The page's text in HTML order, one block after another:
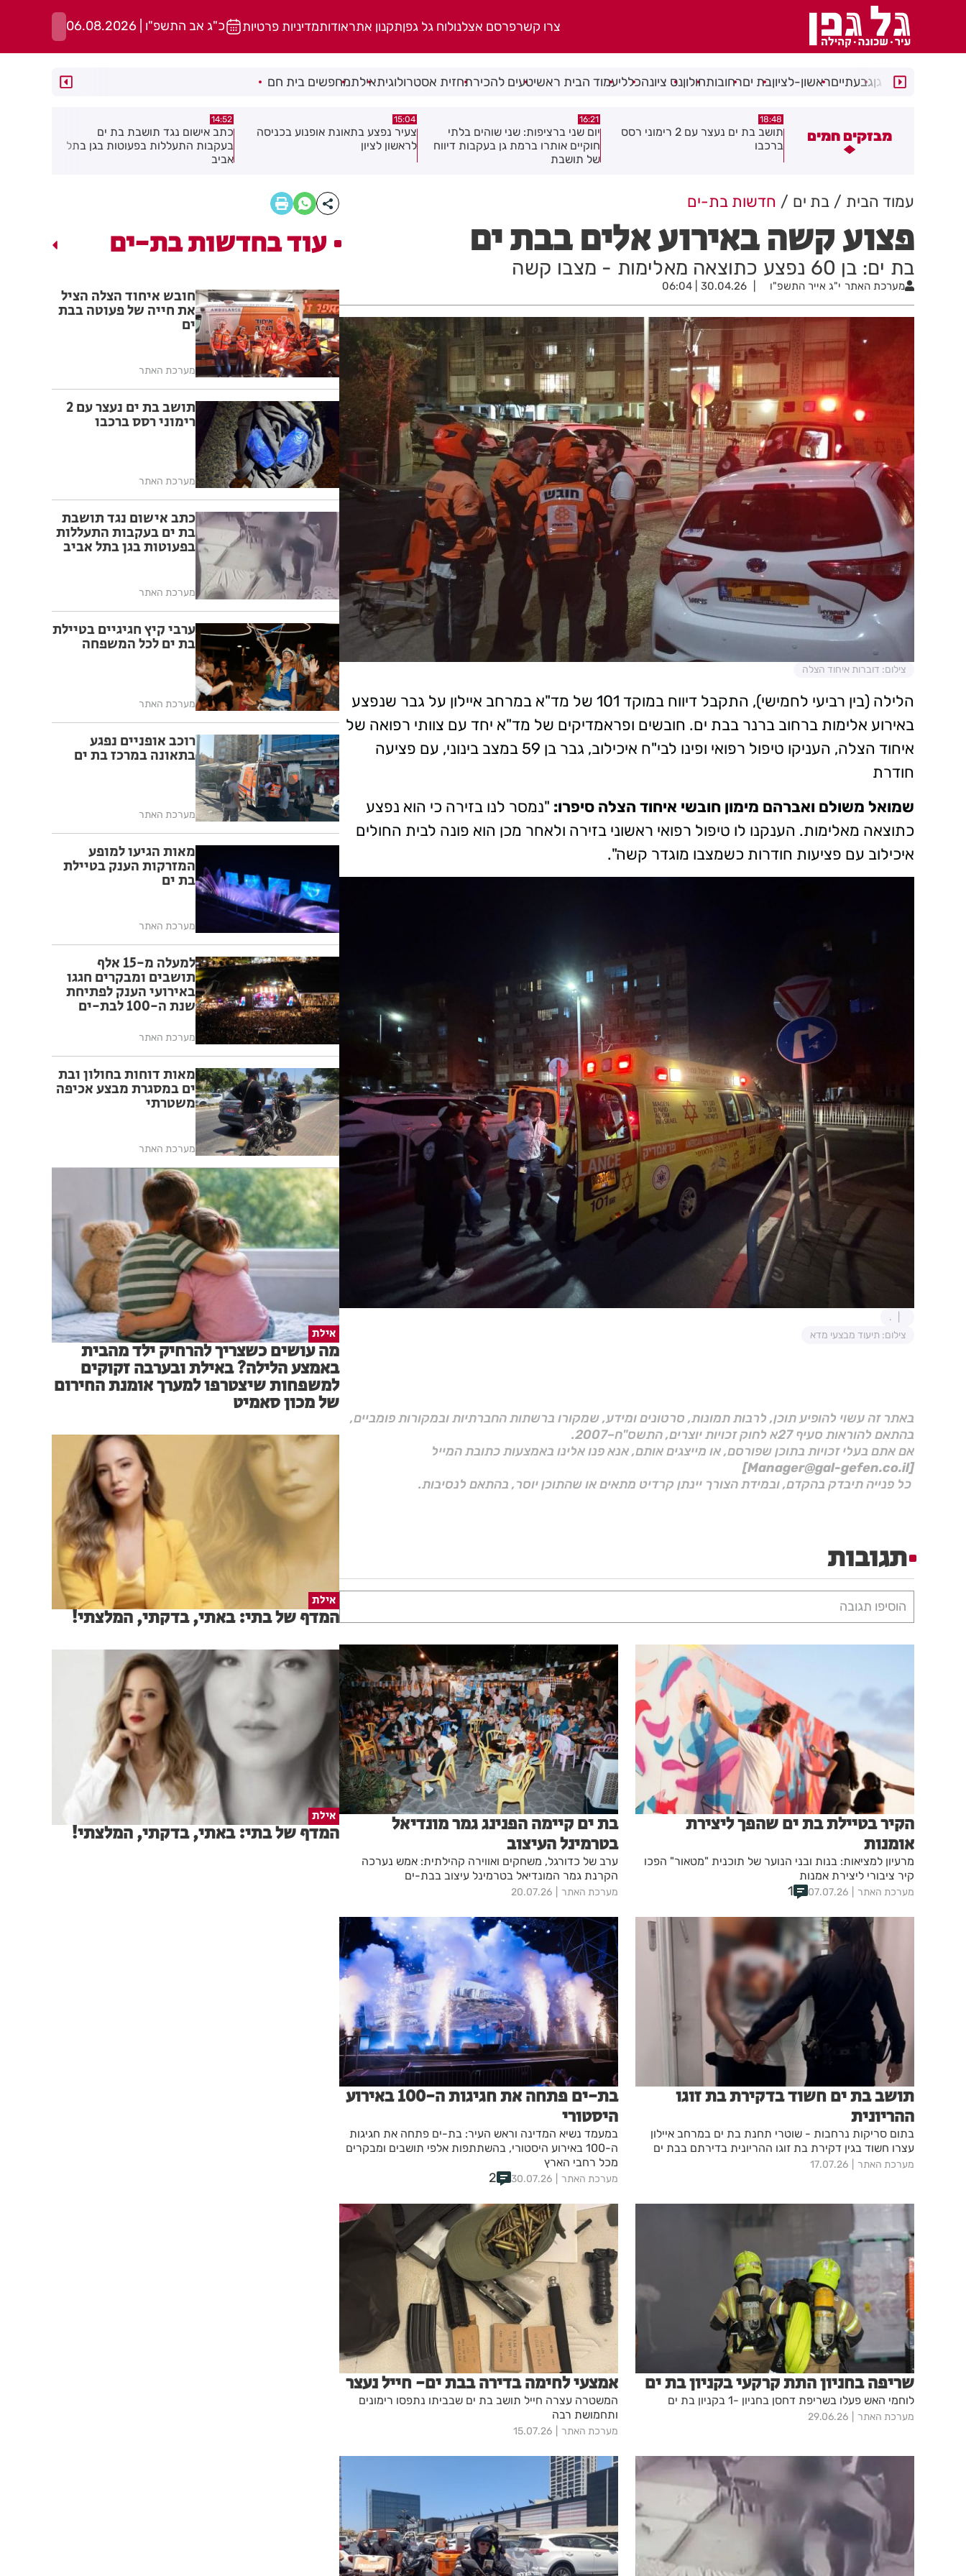
צרו קשרפרסם אצלנולוח גל גפןתקנון אתראודותמדיניות פרטיות כ"ג אב התשפ"ו | 06.08.2026
רמת גןגבעתייםראשון-לציוןבת יםרחובותחולוןנס ציונהכלליעמוד הבית ראשיטעים להכירתחזית אסטרולוגיתאילתמחפשים בית חם
מבזקים חמים
תושב בת ים נעצר עם 2 רימוני רסס
16:21
יום שני ברציפות: שני שוהים בלתי
חוקיים אותרו ברמת גן בעקבות דיווח
15:04
צעיר נפצע בתאונת אופנוע בכניסה
לראשון לציון
14:52
כתב אישום נגד תושבת בת ים
בעקבות התעללות בפעוטות בגן בתל
14:37
בן 91 מראשון לציון ניסה לרצוח את
אישתו בדקירות סכין
עמוד הבית בת ים חדשות בת-ים
פצוע קשה באירוע אלים בבת ים
בת ים: בן 60 נפצע כתוצאה מאלימות - מצבו קשה
מערכת האתר י"ג אייר התשפ"ו 30.04.26 | 06:04
צילום: דוברות איחוד הצלה
הלילה (בין רביעי לחמישי), התקבל דיווח במוקד 101 של מד"א במרחב איילון על גבר שנפצע
באירוע אלימות ברחוב ברנר בבת ים. חובשים ופראמדיקים של מד"א יחד עם צוותי רפואה של
איחוד הצלה, העניקו טיפול רפואי ופינו לבי"ח איכילוב, גבר בן 59 במצב בינוני, עם פציעה
חודרת
שמואל משולם ואברהם מימון חובשי איחוד הצלה סיפרו: "נמסר לנו בזירה כי הוא נפצע
כתוצאה מאלימות. הענקנו לו טיפול רפואי ראשוני בזירה ולאחר מכן הוא פונה לבית החולים
איכילוב עם פציעות חודרות כשמצבו מוגדר קשה".
.
צילום: תיעוד מבצעי מדא
באתר זה עשוי להופיע תוכן, לרבות תמונות, סרטונים ומידע, שמקורו ברשתות החברתיות ובמקורות פומביים,
בהתאם להוראות סעיף 27א לחוק זכויות יוצרים, התשס"ח–2007.
אם אתם בעלי זכויות בתוכן שפורסם, או מייצגים אותם, אנא פנו אלינו באמצעות כתובת המייל
[Manager@gal-gefen.co.il]
כל פנייה תיבדק בהקדם, ובמידת הצורך יינתן קרדיט מתאים או שהתוכן יוסר, בהתאם לנסיבות.
תגובות
הוסיפו תגובה
הקיר בטיילת בת ים שהפך ליצירת
אומנות
מרעיון למציאות: בנות ובני הנוער של תוכנית "מטאור" הפכו
קיר ציבורי ליצירת אמנות
מערכת האתר 07.07.26
1
בת ים קיימה הפנינג גמר מונדיאל
בטרמינל העיצוב
ערב של כדורגל, משחקים ואווירה קהילתית: אמש נערכה
הקרנת גמר המונדיאל בטרמינל עיצוב בבת-ים
מערכת האתר 20.07.26
תושב בת ים חשוד בדקירת בת זוגו
ההריונית
בתום סריקות נרחבות - שוטרי תחנת בת ים במרחב איילון
עצרו חשוד בגין דקירת בת זוגו ההריונית בדירתם בבת ים
מערכת האתר 17.07.26
בת-ים פתחה את חגיגות ה-100 באירוע
היסטורי
במעמד נשיא המדינה וראש העיר: בת-ים פתחה את חגיגות
ה-100 באירוע היסטורי, בהשתתפות אלפי תושבים ומבקרים
מכל רחבי הארץ
מערכת האתר 30.07.26
2
שריפה בחניון התת קרקעי בקניון בת ים
לוחמי האש פעלו בשריפת דחסן בחניון -1 בקניון בת ים
מערכת האתר 29.06.26
אמצעי לחימה בדירה בבת ים- חייל נעצר
המשטרה עצרה חייל תושב בת ים שבביתו נתפסו רימונים
ותחמושת רבה
מערכת האתר 15.07.26
עוד בחדשות בת-ים
חובש איחוד הצלה הציל
את חייה של פעוטה בבת
ים
מערכת האתר
תושב בת ים נעצר עם 2
רימוני רסס ברכבו
מערכת האתר
כתב אישום נגד תושבת
בת ים בעקבות התעללות
בפעוטות בגן בתל אביב
מערכת האתר
ערבי קיץ חגיגיים בטיילת
בת ים לכל המשפחה
מערכת האתר
רוכב אופניים נפגע
בתאונה במרכז בת ים
מערכת האתר
מאות הגיעו למופע
המזרקות הענק בטיילת
בת ים
מערכת האתר
למעלה מ-15 אלף
תושבים ומבקרים חגגו
באירועי הענק לפתיחת
שנת ה-100 לבת-ים
מערכת האתר
מאות דוחות בחולון ובת
ים במסגרת מבצע אכיפה
משטרתי
מערכת האתר
אילת
מה עושים כשצריך להרחיק ילד מהבית
באמצע הלילה? באילת ובערבה זקוקים
למשפחות שיצטרפו למערך אומנת החירום
של מכון סאמיט
אילת
המדף של בתי: באתי, בדקתי, המלצתי!
אילת
המדף של בתי: באתי, בדקתי, המלצתי!